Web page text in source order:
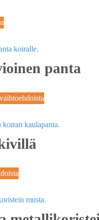
panta